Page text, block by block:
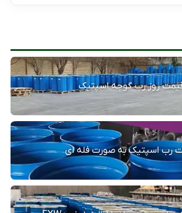
روز رب گوجه اسپتیک
رب اسپتیک به صورت فله ای